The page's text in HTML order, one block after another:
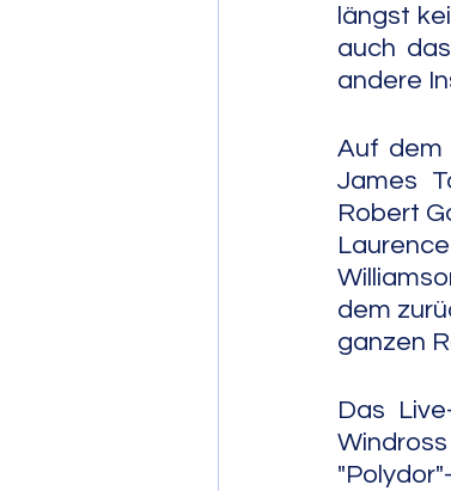
längst
auch
andere
Auf dem
James
Robert
dem
ganzen
Das